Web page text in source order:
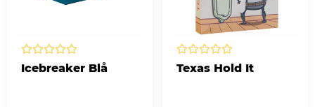
Icebreaker Blå Texas Hold It